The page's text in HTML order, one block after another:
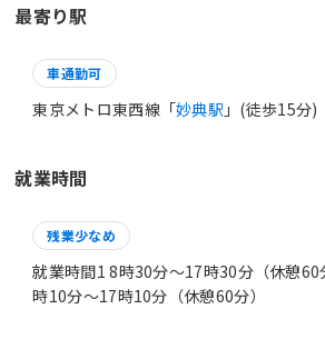
最寄り駅
車通勤可
東京メトロ東西線「妙典駅 」(徒歩15分)
就業時間
残業少なめ
就業時間1 8時30分〜17時30分（休憩60
時10分〜17時10分（休憩60分）